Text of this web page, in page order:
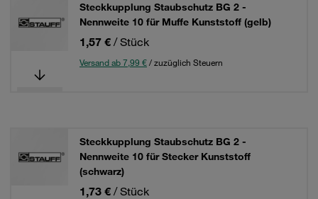
Steckkupplung Staubschutz BG 2 -
Nennweite 10 für Muffe Kunststoff (gelb)
1,57 € / Stück
Versand ab 7,99 €/ zuzüglich Steuern
Steckkupplung Staubschutz BG 2 -
Nennweite 10 für Stecker Kunststoff
(schwarz)
1,73 € / Stück